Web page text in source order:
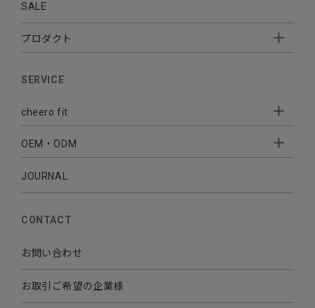
SALE
プロダクト
AUDIO
CABLE CHARGER
Sleepion
MOBILE
SERVICE
cheero fit
- Sleepion3
- 軟骨伝導式集音器
OEM・ODM
- OEM・ODM 開発
JOURNAL
CONTACT
お問い合わせ
お取引ご希望の企業様